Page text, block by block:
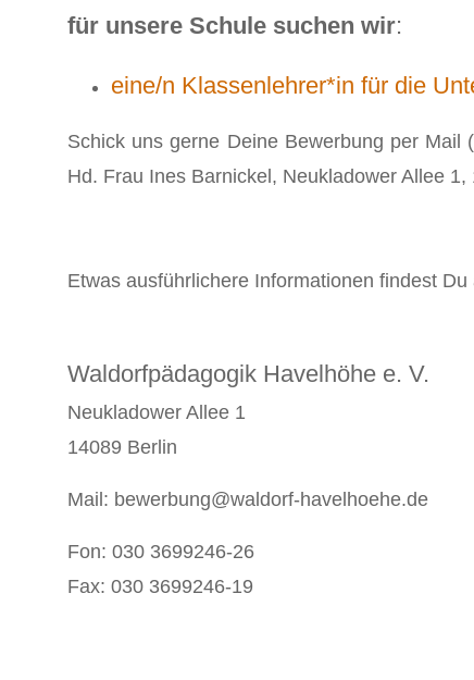
für unsere Schule suchen wir:
eine/n Klassenlehrer*in für die
Schick uns gerne Deine Bewerbung per Mail
Hd. Frau Ines Barnickel, Neukladower Allee
Etwas ausführlichere Informationen findest
Waldorfpädagogik Havelhöhe e. V.
Neukladower Allee 1
14089 Berlin
Mail: bewerbung@waldorf-havelhoehe.de
Fon: 030 3699246-26
Fax: 030 3699246-19